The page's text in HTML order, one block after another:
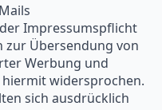
Impressumspflicht
Übersendung von
Werbung und
widersprochen.
sich ausdrücklich